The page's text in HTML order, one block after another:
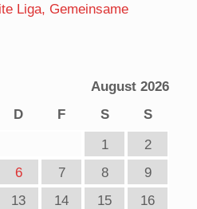
Liga, Gemeinsame
August 2026
D F S
S
1
2
6 7 8
9
13 14 15
16